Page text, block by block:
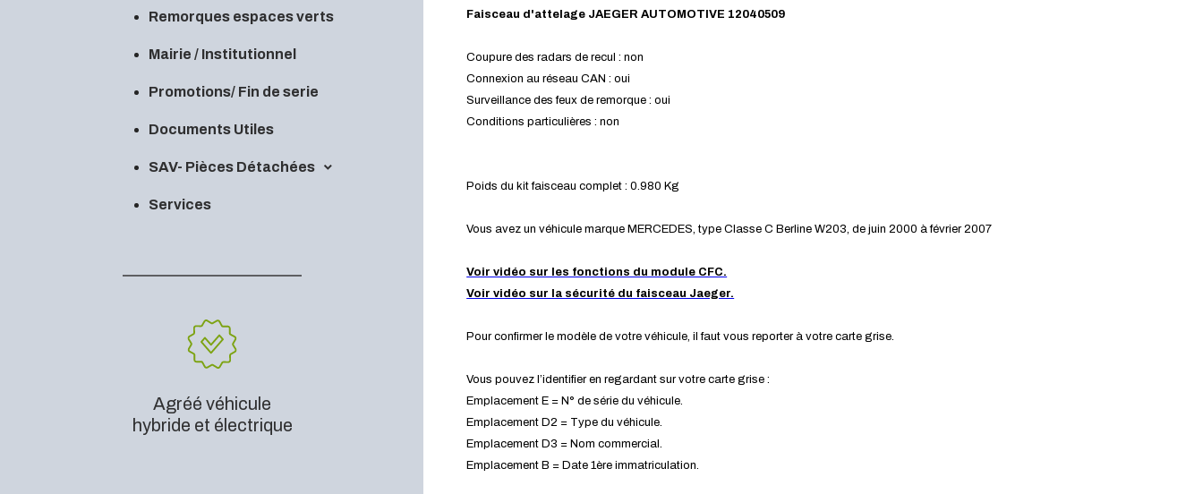
Remorques espaces verts
Mairie / Institutionnel
Promotions/ Fin de serie
Documents Utiles
SAV- Pièces Détachées
Services
Agréé véhicule
hybride et électrique
Faisceau d'attelage JAEGER AUTOMOTIVE 12040509
Coupure des radars de recul : non
Connexion au réseau CAN : oui
Surveillance des feux de remorque : oui
Conditions particulières : non
Poids du kit faisceau complet : 0.980 Kg
Vous avez un véhicule marque MERCEDES, type Classe C Berline W203, de juin 2000 à février 2007
Voir vidéo sur les fonctions du module CFC.
Voir vidéo sur la sécurité du faisceau Jaeger.
Pour confirmer le modèle de votre véhicule, il faut vous reporter à votre carte grise.
Vous pouvez l’identifier en regardant sur votre carte grise :
Emplacement E = N° de série du véhicule.
Emplacement D2 = Type du véhicule.
Emplacement D3 = Nom commercial.
Emplacement B = Date 1ère immatriculation.